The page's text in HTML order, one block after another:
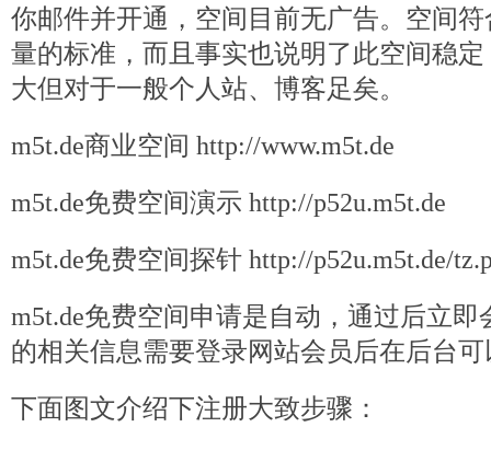
你邮件并开通，空间目前无广告。空间
量的标准，而且事实也说明了此空间稳
大但对于一般个人站、博客足矣。
m5t.de商业空间 http://www.m5t.de
m5t.de免费空间演示 http://p52u.m5t.de
m5t.de免费空间探针 http://p52u.m5t.de/
m5t.de免费空间申请是自动，通过后立
的相关信息需要登录网站会员后在后台
下面图文介绍下注册大致步骤：